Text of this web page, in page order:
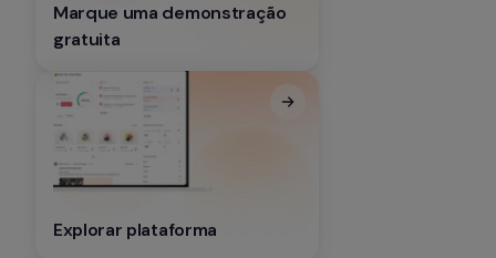
Marque uma demonstração
gratuita
Explorar plataforma